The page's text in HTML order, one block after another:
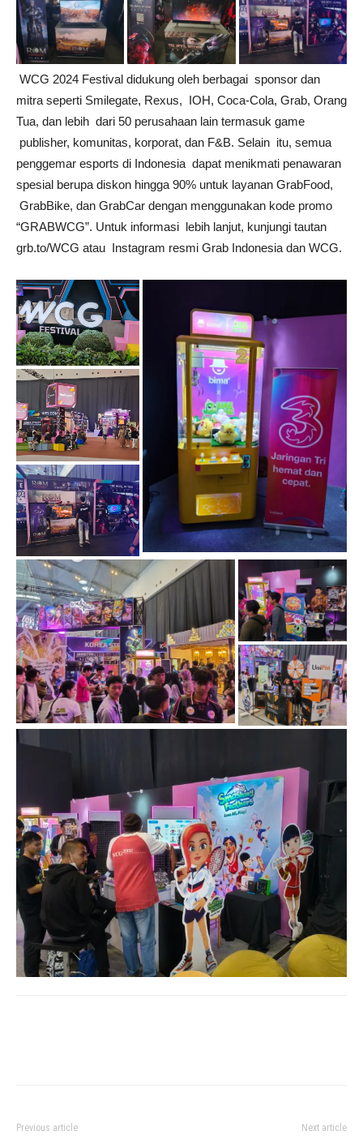
WCG 2024 Festival didukung oleh berbagai sponsor dan
mitra seperti Smilegate, Rexus, IOH, Coca-Cola, Grab, Orang
Tua, dan lebih dari 50 perusahaan lain termasuk game
publisher, komunitas, korporat, dan F&B. Selain itu, semua
penggemar esports di Indonesia dapat menikmati penawaran
spesial berupa diskon hingga 90% untuk layanan GrabFood,
GrabBike, dan GrabCar dengan menggunakan kode promo
“GRABWCG”. Untuk informasi lebih lanjut, kunjungi tautan
grb.to/WCG atau Instagram resmi Grab Indonesia dan WCG.
Previous article Next article